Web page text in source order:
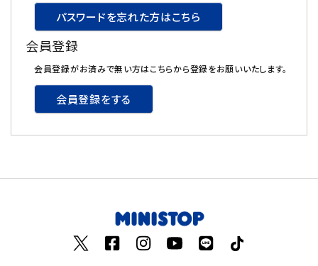
酒類
日用品
ギフト
パスワードを忘れた方はこちら
会員登録
会員登録がお済みで無い方はこちらから登録をお願いいたします。
会員登録をする